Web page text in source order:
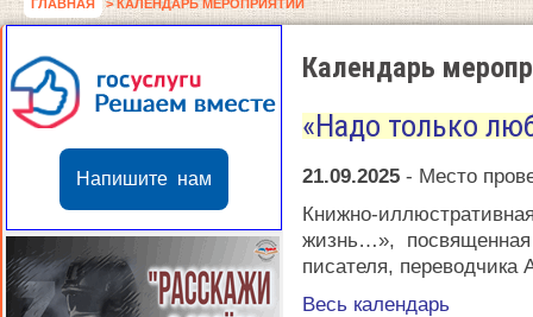
ГЛАВНАЯ > КАЛЕНДАРЬ МЕРОПРИЯТИЙ
Напишите нам
Календарь
«Надо только
21.09.2025 - Место
Книжно-
жизнь…»,
писателя, переводчика
Весь календарь